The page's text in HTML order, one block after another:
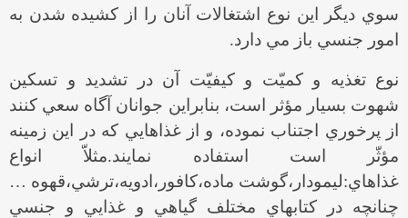
سوي ديگر اين نوع اشتغالات آنان را از كشيده شدن به
امور جنسي باز مي دارد.
نوع تغذيه و كميّت و كيفيّت آن در تشديد و تسكين
شهوت بسيار مؤثر است، بنابراين جوانان آگاه سعي كنند
از پرخوري اجتناب نموده، و از غذاهايي كه در اين زمينه
مؤثّر است استفاده نمايند.مثلاّ انواع
غذاهاي:ليمودار،گوشت ماده،كافور،ادويه،ترشي،قهوه …
چنانچه در كتابهاي مختلف گياهي و غذايي و جنسي